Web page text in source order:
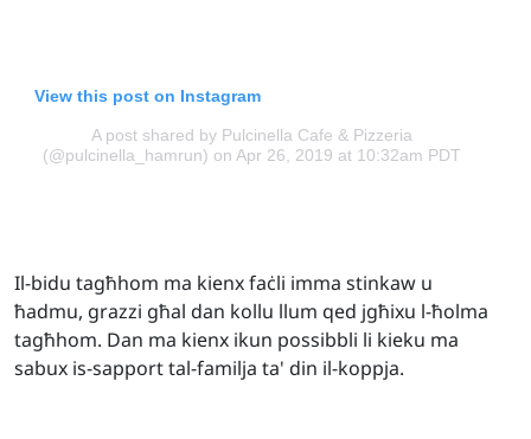
View this post on Instagram
A post shared by Pulcinella Cafe & Pizzeria
(@pulcinella_hamrun) on Apr 26, 2019 at 10:32am PDT
Il-bidu tagħhom ma kienx faċli imma stinkaw u
ħadmu, grazzi għal dan kollu llum qed jgħixu l-ħolma
tagħhom. Dan ma kienx ikun possibbli li kieku ma
sabux is-sapport tal-familja ta' din il-koppja.